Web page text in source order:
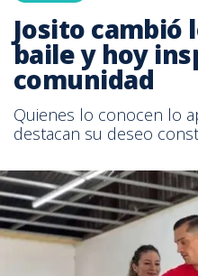
Josito cambió
baile y hoy
comunidad
Quienes lo conocen lo
destacan su deseo